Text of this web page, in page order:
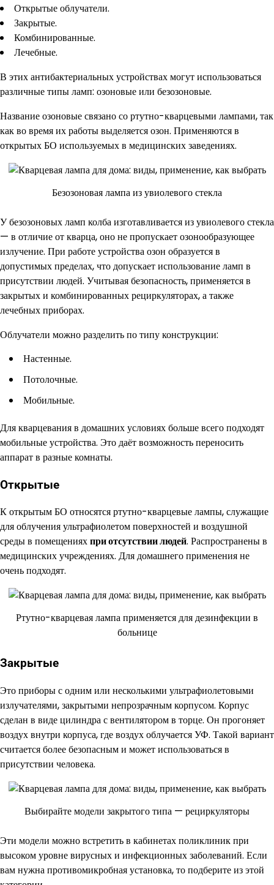
Открытые облучатели.
Закрытые.
Комбинированные.
Лечебные.
В этих антибактериальных устройствах могут использоваться
различные типы ламп: озоновые или безозоновые.
Название озоновые связано со ртутно-кварцевыми лампами, так
как во время их работы выделяется озон. Применяются в
открытых БО используемых в медицинских заведениях.
Безозоновая лампа из увиолевого стекла
У безозоновых ламп колба изготавливается из увиолевого стекла
— в отличие от кварца, оно не пропускает озонообразующее
излучение. При работе устройства озон образуется в
допустимых пределах, что допускает использование ламп в
присутствии людей. Учитывая безопасность, применяется в
закрытых и комбинированных рециркуляторах, а также
лечебных приборах.
Облучатели можно разделить по типу конструкции:
Настенные.
Потолочные.
Мобильные.
Для кварцевания в домашних условиях больше всего подходят
мобильные устройства. Это даёт возможность переносить
аппарат в разные комнаты.
Открытые
К открытым БО относятся ртутно-кварцевые лампы, служащие
для облучения ультрафиолетом поверхностей и воздушной
среды в помещенияхпри отсутствии людей. Распространены в
медицинских учреждениях. Для домашнего применения не
очень подходят.
Ртутно-кварцевая лампа применяется для дезинфекции в
больнице
Закрытые
Это приборы с одним или несколькими ультрафиолетовыми
излучателями, закрытыми непрозрачным корпусом. Корпус
сделан в виде цилиндра с вентилятором в торце. Он прогоняет
воздух внутри корпуса, где воздух облучается УФ. Такой вариант
считается более безопасным и может использоваться в
присутствии человека.
Выбирайте модели закрытого типа — рециркуляторы
Эти модели можно встретить в кабинетах поликлиник при
высоком уровне вирусных и инфекционных заболеваний. Если
вам нужна противомикробная установка, то подберите из этой